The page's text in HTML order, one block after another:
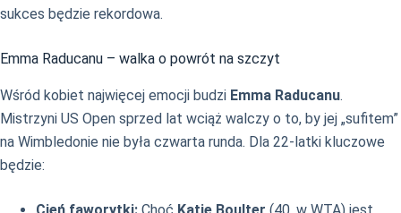
sukces będzie rekordowa.
Emma Raducanu – walka o powrót na szczyt
Wśród kobiet najwięcej emocji budzi Emma Raducanu.
Mistrzyni US Open sprzed lat wciąż walczy o to, by jej „sufitem”
na Wimbledonie nie była czwarta runda. Dla 22-latki kluczowe
będzie:
Cień faworytki: Choć Katie Boulter (40. w WTA) jest